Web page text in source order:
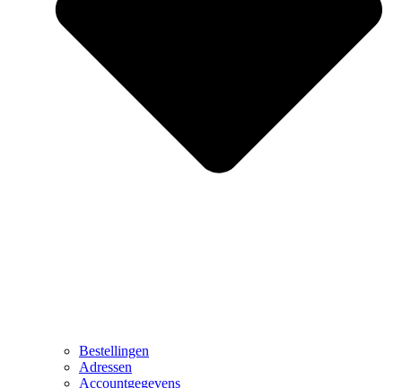
Bestellingen
Adressen
Accountgegevens